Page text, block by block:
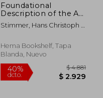
Foundational
Description of the Art
of Fencing: The 1570
Treatise of Joachim
Edition Vol. 2) (en
Inglés)
Stimmer, Hans Christoph ;
Chidester, Michael
Hema Bookshelf, Tapa
Blanda, Nuevo